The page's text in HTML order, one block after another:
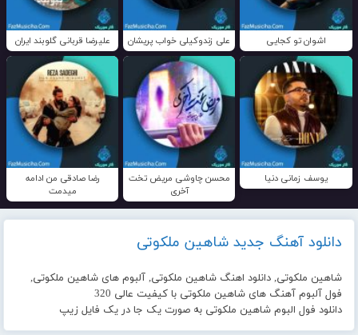
اشوان تو کجایی علی زندوکیلی خواب پریشان علیرضا قربانی گلوبند ایران
یوسف زمانی دنیا
محسن چاوشی مریض تخت
آخری
رضا صادقی من ادامه
میدمت
دانلود آهنگ جدید شاهین ملکوتی
شاهین ملکوتی, دانلود اهنگ شاهین ملکوتی, آلبوم های شاهین ملکوتی,
فول آلبوم آهنگ های شاهین ملکوتی با کیفیت عالی 320
دانلود فول البوم شاهین ملکوتی به صورت یک جا در یک فایل زیپ